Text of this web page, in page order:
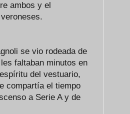
ambos y el
se vio rodeada de
faltaban minutos en
del vestuario,
compartía el tiempo
a Serie A y de